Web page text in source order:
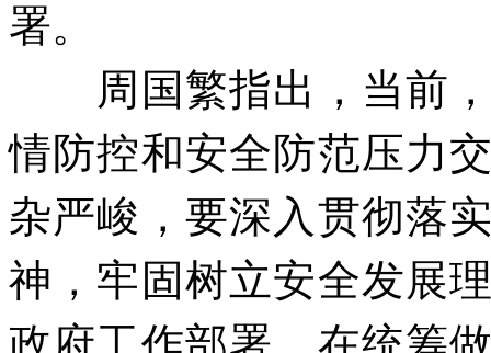
署。
周国繁指出，当前
情防控和安全防范压力
杂严峻，要深入贯彻落
神，牢固树立安全发展
政府工作部署，在统筹